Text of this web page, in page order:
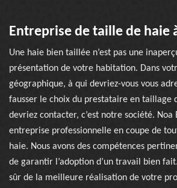
Entreprise de taille de haie
Une haie bien taillée n’est pas une
présentation de votre habitation. Dans
géographique, à qui devriez-vous vous
fausser le choix du prestataire en taillage
devriez contacter, c’est notre société. Noa
entreprise professionnelle en coupe de
haie. Nous avons des compétences
de garantir l’adoption d’un travail bien
sûr de la meilleure réalisation de votre